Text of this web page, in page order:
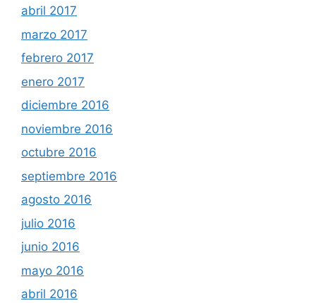
abril 2017
marzo 2017
febrero 2017
enero 2017
diciembre 2016
noviembre 2016
octubre 2016
septiembre 2016
agosto 2016
julio 2016
junio 2016
mayo 2016
abril 2016